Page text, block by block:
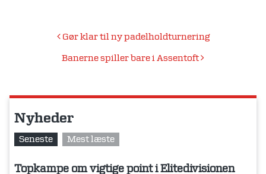
Indlægsnavigation
Gør klar til ny padelholdturnering
Banerne spiller bare i Assentoft
Nyheder
Seneste Mest læste
Topkampe om vigtige point i Elitedivisionen